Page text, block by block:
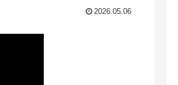
2026.05.06